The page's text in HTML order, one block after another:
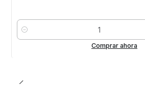
Cantidad
Comprar ahora